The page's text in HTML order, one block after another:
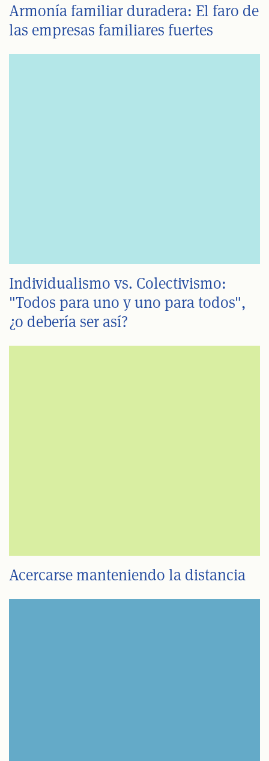
Armonía familiar duradera: El faro de
las empresas familiares fuertes
Individualismo vs. Colectivismo:
"Todos para uno y uno para todos",
¿o debería ser así?
Acercarse manteniendo la distancia